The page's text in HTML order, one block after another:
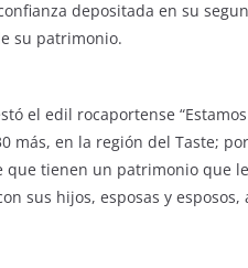
depositada en su
su patrimonio.
el edil rocaportense
más, en la región del Taste;
tienen un patrimonio que
sus hijos, esposas y